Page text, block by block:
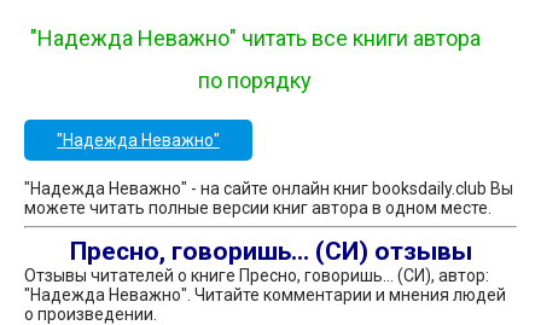
"Надежда Неважно" читать все книги автора
по порядку
"Надежда Неважно"
"Надежда Неважно" - на сайте онлайн книг booksdaily.club Вы
можете читать полные версии книг автора в одном месте.
Пресно, говоришь... (СИ) отзывы
Отзывы читателей о книге Пресно, говоришь... (СИ), автор:
"Надежда Неважно". Читайте комментарии и мнения людей
о произведении.